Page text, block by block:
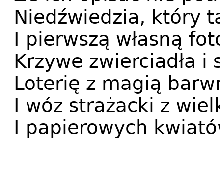
Niedźwiedzia, który
I pierwszą własną
Krzywe zwierciadła i
Loterię z magią
I wóz strażacki z
I papierowych